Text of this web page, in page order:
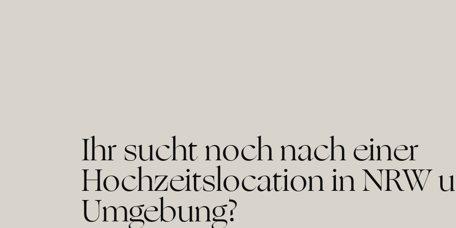
Ihr sucht noch nach einer
Hochzeitslocation in NRW
Umgebung?